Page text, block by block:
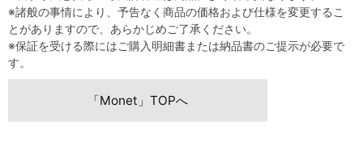
※諸般の事情により、予告なく商品の価格および仕様を変更するこ
とがありますので、あらかじめご了承ください。
※保証を受ける際にはご購入明細書または納品書のご提示が必要で
す。
「Monet」TOPへ